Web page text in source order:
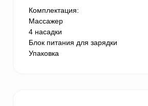
Комплектация:
Массажер
4 насадки
Блок питания для зарядки
Упаковка